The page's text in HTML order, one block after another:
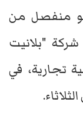
منفصل من
"بلانيت
تجارية، في